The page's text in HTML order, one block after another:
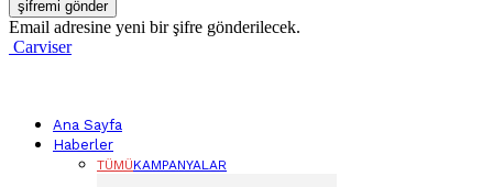
Email adresine yeni bir şifre gönderilecek.
Carviser
Ana Sayfa
Haberler
TÜMÜKAMPANYALAR